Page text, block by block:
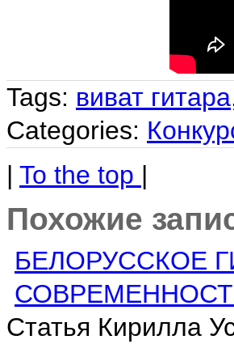
Tags: виват гитара
Categories:
| To the top |
Похожие
БЕЛОРУССКОЕ
Статья Кирилла